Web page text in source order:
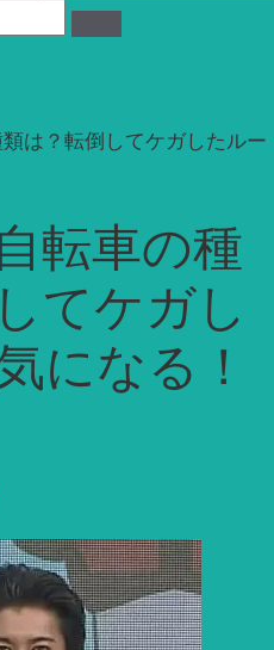
は？転倒してケガしたルー
転車の種
てケガし
になる！